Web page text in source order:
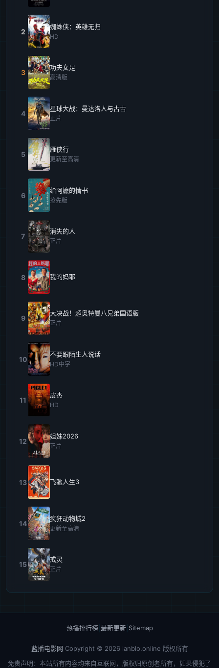
2
蜘蛛侠：英雄无归
HD
3
功夫女足
高清版
4
星球大战：曼达洛人与古古
正片
5
雁侠行
更新至高清
6
给阿嬷的情书
抢先版
7
消失的人
正片
8 我的妈耶
9
大决战！超奥特曼八兄弟国语版
正片
10
不要跟陌生人说话
HD中字
11
皮杰
HD
12
姐妹2026
正片
13 飞驰人生3
14
疯狂动物城2
更新至高清
15
戒灵
正片
热播排行榜| 最新更新| Sitemap
蓝播电影网 Copyright © 2026 lanblo.online 版权所有
免责声明：本站所有内容均来自互联网，版权归原创者所有，如果侵犯了